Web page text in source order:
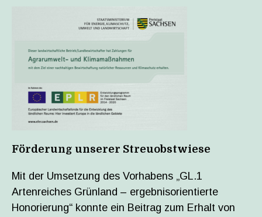
Förderung unserer Streuobstwiese
Mit der Umsetzung des Vorhabens „GL.1
Artenreiches Grünland – ergebnisorientierte
Honorierung“ konnte ein Beitrag zum Erhalt von